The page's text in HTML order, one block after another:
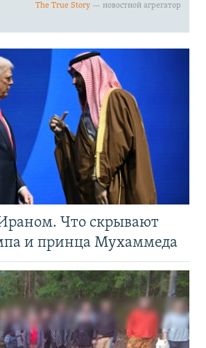
Что скрывают
и принца Мухаммеда